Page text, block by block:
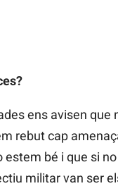
ens avisen
rebut cap
bé i que si
militar van ser